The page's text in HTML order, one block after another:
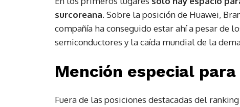
surcoreana. Sobre la posición de Huawei,
compañía ha conseguido estar ahí a pesar de
semiconductores y la caída mundial de la
Mención especial
Fuera de las posiciones destacadas del